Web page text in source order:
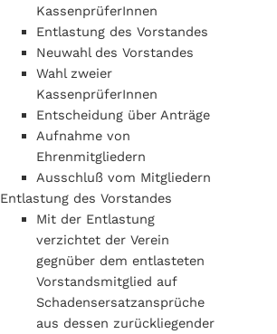
KassenprüferInnen
Entlastung des Vorstandes
Neuwahl des Vorstandes
Wahl zweier
KassenprüferInnen
Entscheidung über Anträge
Aufnahme von
Ehrenmitgliedern
Ausschluß vom Mitgliedern
Entlastung des Vorstandes
Mit der Entlastung
verzichtet der Verein
gegnüber dem entlasteten
Vorstandsmitglied auf
Schadensersatzansprüche
aus dessen zurückliegender